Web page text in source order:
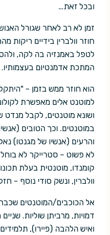
ובכל זאת…
זמן לא רב לאחר שגורל
חוזר וולברין בידיים ריקות
לטפל באמנזיה בה לקה,
המתכת אדמנטיום בעצמותיו.
הוא חוזר ממש בזמן –
למוטנט אלים מאפשרת
ושונא מוטנטים, לקבל
במוטנטים. וכך הטובים
והרעים (אנשיו של מגנטו)
לא פשוט – סטרייקר לא
קומנדו, מוטנטית בעלת
וולברין, ונשק סודי נוסף –
אל הכוכבים/המוטנטים
דמויות, מרביתן שוליות.
ואיש הלהבה (פיירו),